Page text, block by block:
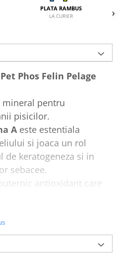
PLATA RAMBUS
LA CURIER
Phos Felin Pelage
pentru
pisicilor.
Aeste estentiala
si joaca un rol
keratogeneza si in
sebacee.
antioxidant care
celulare
oxidativa a
oxizi.
Bimbunatatesc
textura pielii (vitamina